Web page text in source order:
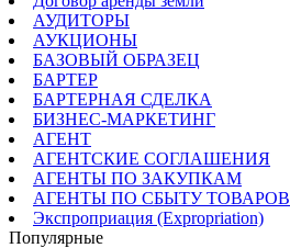
АУДИТОРЫ
АУКЦИОНЫ
БАЗОВЫЙ ОБРАЗЕЦ
БАРТЕР
БАРТЕРНАЯ СДЕЛКА
БИЗНЕС-МАРКЕТИНГ
АГЕНТ
АГЕНТСКИЕ СОГЛАШЕНИЯ
АГЕНТЫ ПО ЗАКУПКАМ
АГЕНТЫ ПО СБЫТУ ТОВАРОВ
Экспроприация (Expropriation)
Популярные